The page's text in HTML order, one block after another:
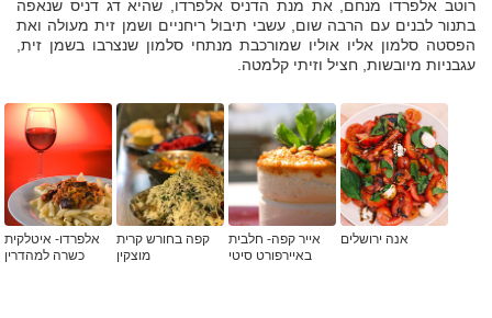
רוטב אלפרדו מנחם, את מנת הדניס אלפרדו, שהיא דג דניס שנאפה
בתנור לבנים עם הרבה שום, עשבי תיבול ריחניים ושמן זית מעולה ואת
הפסטה סלמון אליו אוליו שמורכבת מנתחי סלמון שנצרבו בשמן זית,
עגבניות מיובשות, חציל וזיתי קלמטה.
אנה ירושלים
אייר קפה- חלבית
באיירפורט סיטי
קפה בחורש קרית
מוצקין
אלפרדו- איטלקית
כשרה למהדרין